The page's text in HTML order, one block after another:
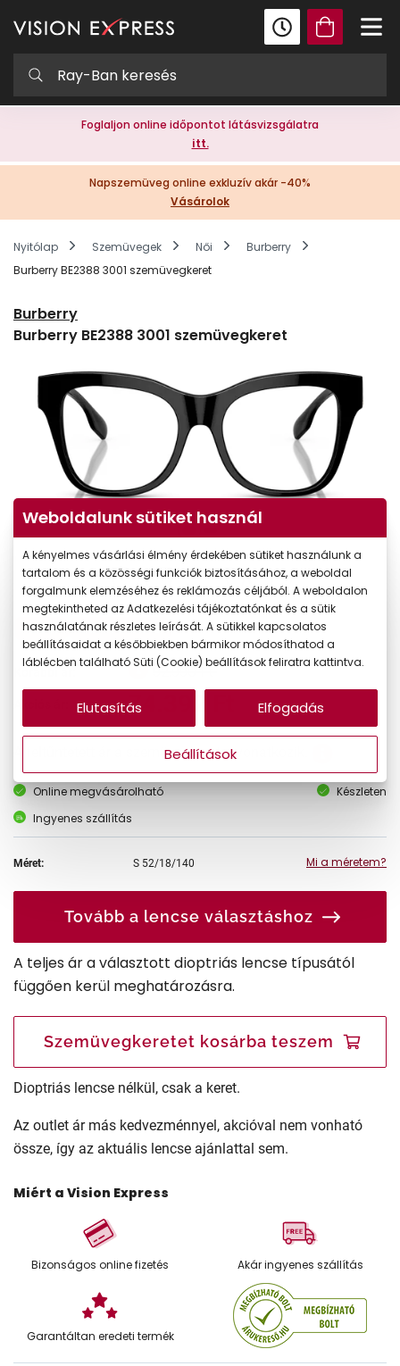
Foglaljon online időpontot látásvizsgálatra
itt.
Napszemüveg online exkluzív akár -40%
Vásárolok
Nyitólap Szemüvegek Női
Burberry
Burberry BE2388 3001 szemüvegkeret
Burberry
Burberry BE2388 3001 szemüvegkeret
-20% CSAK ONLINE
92.990 Ft
74.392 Ft
A feltűntetett ár a szemüvegkeretre vonatkozik.
Online megvásárolható
Készleten
Ingyenes szállítás
Méret: S 52/18/140 Mi a méretem?
Tovább a lencse választáshoz
A teljes ár a választott dioptriás lencse típusától
függően kerül meghatározásra.
Szemüvegkeretet kosárba teszem
Dioptriás lencse nélkül, csak a keret.
Az outlet ár más kedvezménnyel, akcióval nem vonható
össze, így az aktuális lencse ajánlattal sem.
Miért a Vision Express
Bizonságos online fizetés Akár ingyenes szállítás
Garantáltan eredeti termék
Weboldalunk sütiket használ
A kényelmes vásárlási élmény érdekében sütiket használunk a
tartalom és a közösségi funkciók biztosításához, a weboldal
forgalmunk elemzéséhez és reklámozás céljából. A weboldalon
megtekintheted az Adatkezelési tájékoztatónkat és a sütik
használatának részletes leírását. A sütikkel kapcsolatos
beállításaidat a későbbiekben bármikor módosíthatod a
láblécben található Süti (Cookie) beállítások feliratra kattintva.
Beállítások
Elutasítás Elfogadás